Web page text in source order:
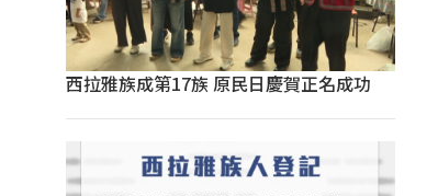
西拉雅族成第17族 原民日慶賀正名成功